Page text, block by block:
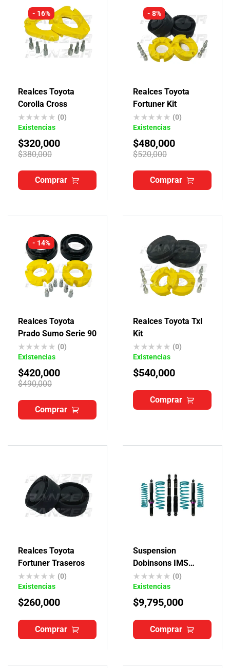
- 16%
Realces Toyota
Corolla Cross
(0)
Existencias
$380,000
$320,000
Comprar
- 8%
Realces Toyota
Fortuner Kit
(0)
Existencias
$520,000
$480,000
Comprar
- 14%
Realces Toyota
Prado Sumo Serie 90
(0)
Existencias
$490,000
$420,000
Comprar
Realces Toyota Txl
Kit
(0)
Existencias
$540,000
Comprar
Realces Toyota
Fortuner Traseros
(0)
Existencias
$260,000
Comprar
Suspension
Dobinsons IMS
Toyota 4Runner
(0)
Existencias
$9,795,000
Comprar